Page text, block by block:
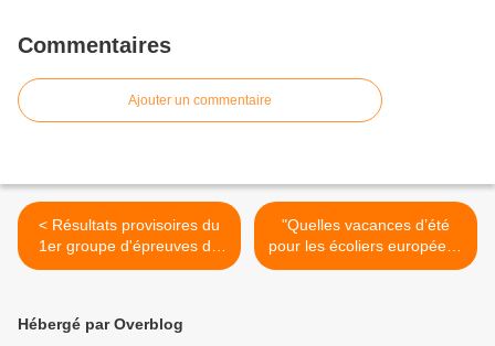
Commentaires
Ajouter un commentaire
< Résultats provisoires du
1er groupe d'épreuves du
baccalauréat 2013
"Quelles vacances d’été
pour les écoliers européens
?" (jolpress.com) >
Hébergé par Overblog